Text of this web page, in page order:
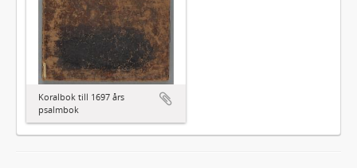
Koralbok till 1697 års
psalmbok